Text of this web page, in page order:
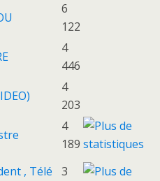
6
122
4
446
4
203
4
189
, Télé
3